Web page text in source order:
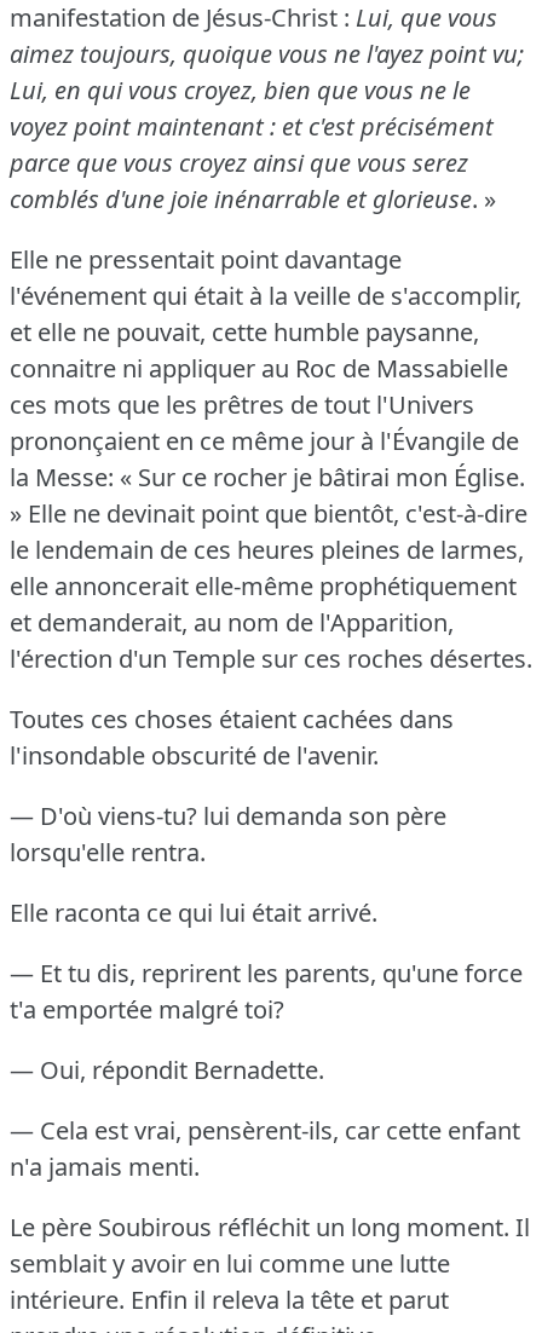
manifestation de Jésus-Christ : Lui, que vous
aimez toujours, quoique vous ne l'ayez point vu;
Lui, en qui vous croyez, bien que vous ne le
voyez point maintenant : et c'est précisément
parce que vous croyez ainsi que vous serez
comblés d'une joie inénarrable et glorieuse. »
Elle ne pressentait point davantage
l'événement qui était à la veille de s'accomplir,
et elle ne pouvait, cette humble paysanne,
connaitre ni appliquer au Roc de Massabielle
ces mots que les prêtres de tout l'Univers
prononçaient en ce même jour à l'Évangile de
la Messe: « Sur ce rocher je bâtirai mon Église.
» Elle ne devinait point que bientôt, c'est-à-dire
le lendemain de ces heures pleines de larmes,
elle annoncerait elle-même prophétiquement
et demanderait, au nom de l'Apparition,
l'érection d'un Temple sur ces roches désertes.
Toutes ces choses étaient cachées dans
l'insondable obscurité de l'avenir.
— D'où viens-tu? lui demanda son père
lorsqu'elle rentra.
Elle raconta ce qui lui était arrivé.
— Et tu dis, reprirent les parents, qu'une force
t'a emportée malgré toi?
— Oui, répondit Bernadette.
— Cela est vrai, pensèrent-ils, car cette enfant
n'a jamais menti.
Le père Soubirous réfléchit un long moment. Il
semblait y avoir en lui comme une lutte
intérieure. Enfin il releva la tête et parut